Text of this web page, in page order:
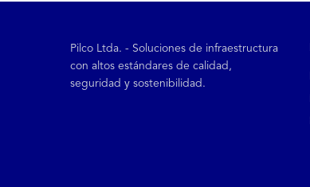
Pilco Ltda. - Soluciones de infraestructura
con altos estándares de calidad,
seguridad y sostenibilidad.